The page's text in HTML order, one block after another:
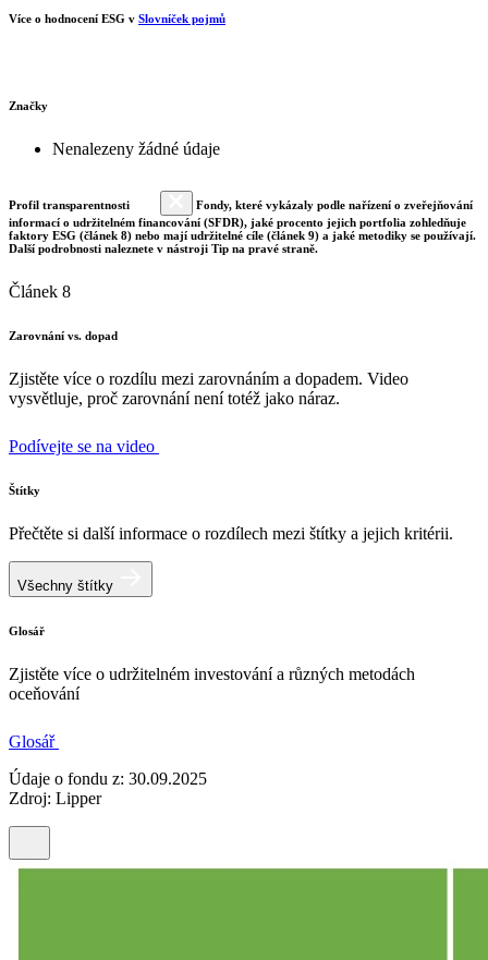
Více o hodnocení ESG v Slovníček pojmů
Značky
Nenalezeny žádné údaje
Profil transparentnosti
Fondy, které vykázaly podle nařízení o zveřejňování
informací o udržitelném financování (SFDR), jaké procento jejich portfolia zohledňuje
faktory ESG (článek 8) nebo mají udržitelné cíle (článek 9) a jaké metodiky se používají.
Další podrobnosti naleznete v nástroji Tip na pravé straně.
Článek 8
Zarovnání vs. dopad
Zjistěte více o rozdílu mezi zarovnáním a dopadem. Video
vysvětluje, proč zarovnání není totéž jako náraz.
Podívejte se na video
Štítky
Přečtěte si další informace o rozdílech mezi štítky a jejich kritérii.
Všechny štítky
Glosář
Zjistěte více o udržitelném investování a různých metodách
oceňování
Glosář
Údaje o fondu z: 30.09.2025
Zdroj: Lipper